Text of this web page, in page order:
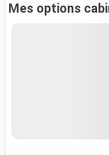
Mes options